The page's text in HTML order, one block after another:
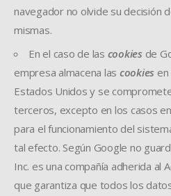
navegador no olvide su decisión
mismas.
En el caso de las cookies de
empresa almacena las cookies
Estados Unidos y se
terceros, excepto en los casos
para el funcionamiento del
tal efecto. Según Google no
Inc. es una compañía adherida al
que garantiza que todos los